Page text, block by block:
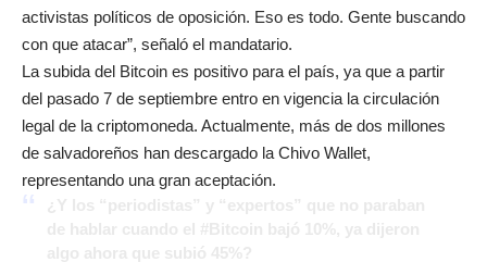
activistas políticos de oposición. Eso es todo. Gente buscando
con que atacar”, señaló el mandatario.
La subida del Bitcoin es positivo para el país, ya que a partir
del pasado 7 de septiembre entro en vigencia la circulación
legal de la criptomoneda. Actualmente, más de dos millones
de salvadoreños han descargado la Chivo Wallet,
representando una gran aceptación.